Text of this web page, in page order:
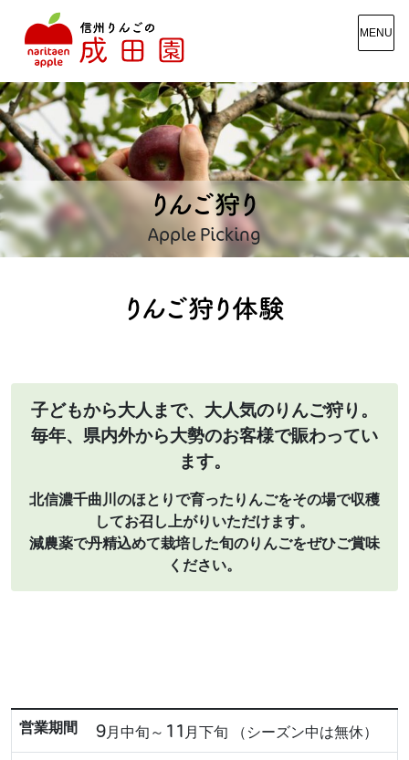
MENU
りんご狩り
Apple Picking
りんご狩り体験
子どもから大人まで、大人気のりんご狩り。
毎年、県内外から大勢のお客様で賑わってい
ます。
北信濃千曲川のほとりで育ったりんごをその場で収穫
してお召し上がりいただけます。
減農薬で丹精込めて栽培した旬のりんごをぜひご賞味
ください。​
営業期間 9月中旬～ 11 月下旬 （シーズン中は無休）